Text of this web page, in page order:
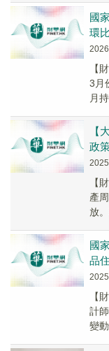
品...
國
環
【
3月
月
【
政
【
產
放
國
品
【
計
變